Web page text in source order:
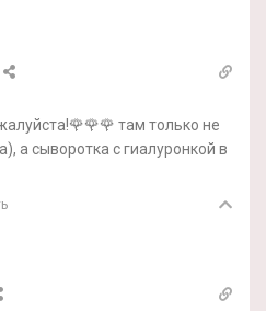
там только не
а сыворотка с гиалуронкой в